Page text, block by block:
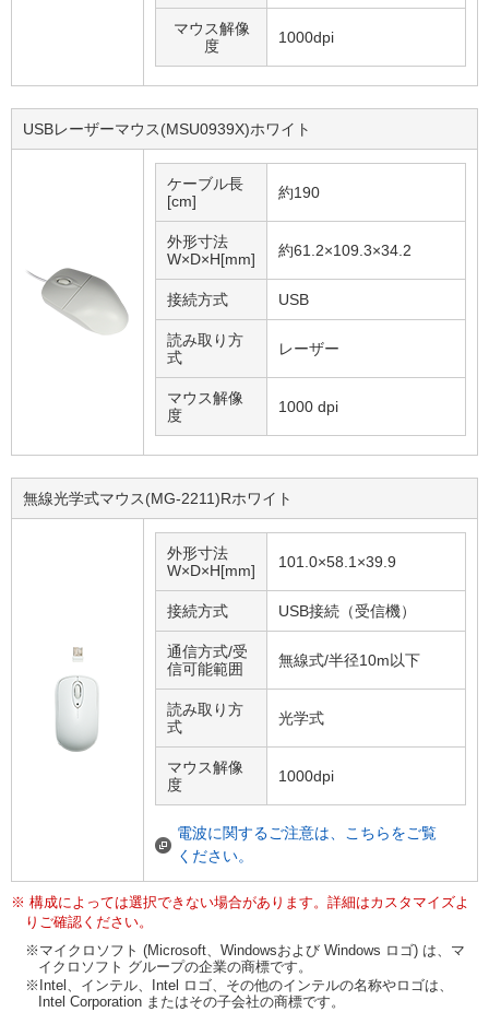
マウス解像
度
1000dpi
USBレーザーマウス(MSU0939X)ホワイト
ケーブル長
[cm]
約190
外形寸法
W×D×H[mm]
約61.2×109.3×34.2
接続方式 USB
読み取り方
式
レーザー
マウス解像
度
1000 dpi
無線光学式マウス(MG-2211)Rホワイト
外形寸法
W×D×H[mm]
101.0×58.1×39.9
接続方式 USB接続（受信機）
通信方式/受
信可能範囲
無線式/半径10m以下
読み取り方
式
光学式
マウス解像
度
1000dpi
電波に関するご注意は、こちらをご覧
ください。
※ 構成によっては選択できない場合があります。詳細はカスタマイズよ
りご確認ください。
※マイクロソフト (Microsoft、Windowsおよび Windows ロゴ) は、マ
イクロソフト グループの企業の商標です。
※Intel、インテル、Intel ロゴ、その他のインテルの名称やロゴは、
Intel Corporation またはその子会社の商標です。